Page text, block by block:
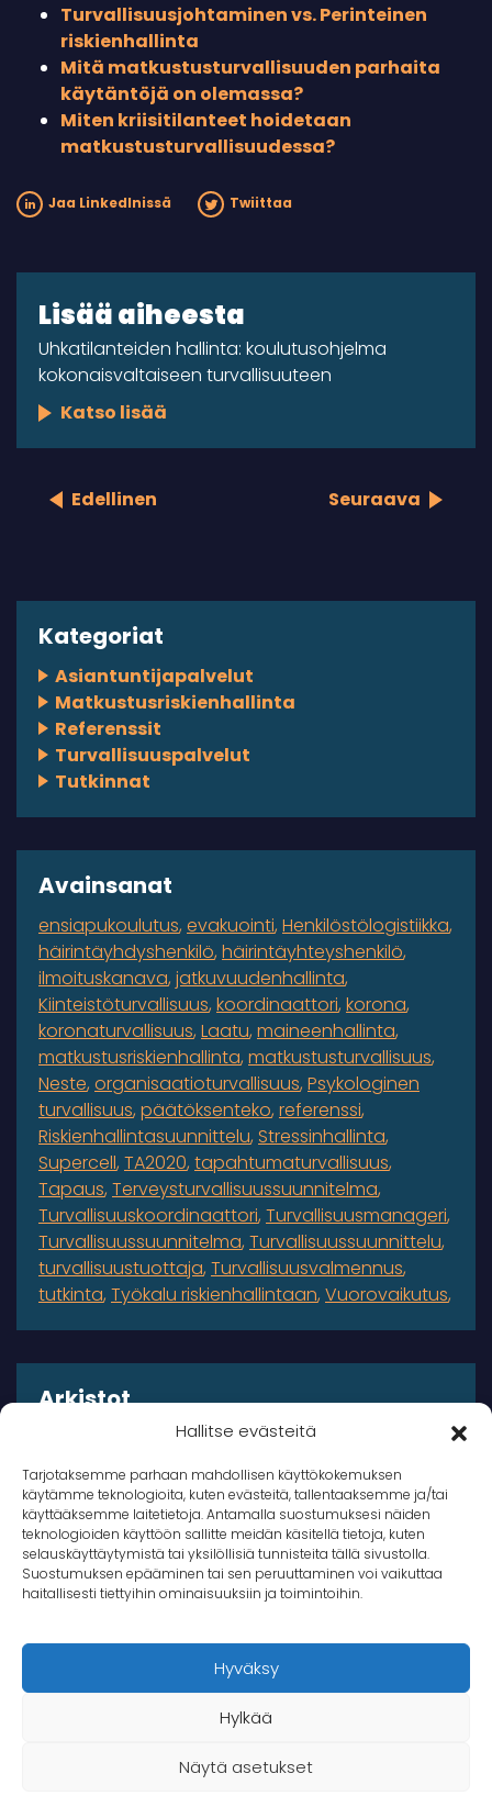
Hallitse evästeitä
Tarjotaksemme parhaan mahdollisen käyttökokemuksen
käytämme teknologioita, kuten evästeitä, tallentaaksemme ja/tai
käyttääksemme laitetietoja. Antamalla suostumuksesi näiden
teknologioiden käyttöön sallitte meidän käsitellä tietoja, kuten
selauskäyttäytymistä tai yksilöllisiä tunnisteita tällä sivustolla.
Suostumuksen epääminen tai sen peruuttaminen voi vaikuttaa
haitallisesti tiettyihin ominaisuuksiin ja toimintoihin.
Hyväksy
Hylkää
Näytä asetukset
Turvallisuusjohtaminen vs. Perinteinen
riskienhallinta
Mitä matkustusturvallisuuden parhaita
käytäntöjä on olemassa?
Miten kriisitilanteet hoidetaan
matkustusturvallisuudessa?
Jaa LinkedInissä Twiittaa
Lisää aiheesta
Uhkatilanteiden hallinta: koulutusohjelma
kokonaisvaltaiseen turvallisuuteen
Katso lisää
Edellinen Seuraava
Kategoriat
Asiantuntijapalvelut
Matkustusriskienhallinta
Referenssit
Turvallisuuspalvelut
Tutkinnat
Avainsanat
ensiapukoulutus evakuointi Henkilöstölogistiikka
häirintäyhdyshenkilö häirintäyhteyshenkilö
ilmoituskanava jatkuvuudenhallinta
Kiinteistöturvallisuus koordinaattori korona
koronaturvallisuus Laatu maineenhallinta
matkustusriskienhallinta matkustusturvallisuus
Neste organisaatioturvallisuus Psykologinen
turvallisuus päätöksenteko referenssi
Riskienhallintasuunnittelu Stressinhallinta
Supercell TA2020 tapahtumaturvallisuus
Tapaus Terveysturvallisuussuunnitelma
Turvallisuuskoordinaattori Turvallisuusmanageri
Turvallisuussuunnitelma Turvallisuussuunnittelu
turvallisuustuottaja Turvallisuusvalmennus
tutkinta Työkalu riskienhallintaan Vuorovaikutus
Arkistot
© 2026 Takana Oy
Takana